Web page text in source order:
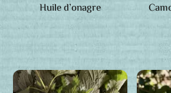
Huile d’onagre